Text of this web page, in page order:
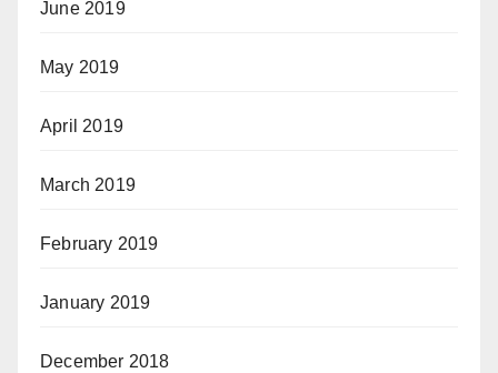
June 2019
May 2019
April 2019
March 2019
February 2019
January 2019
December 2018